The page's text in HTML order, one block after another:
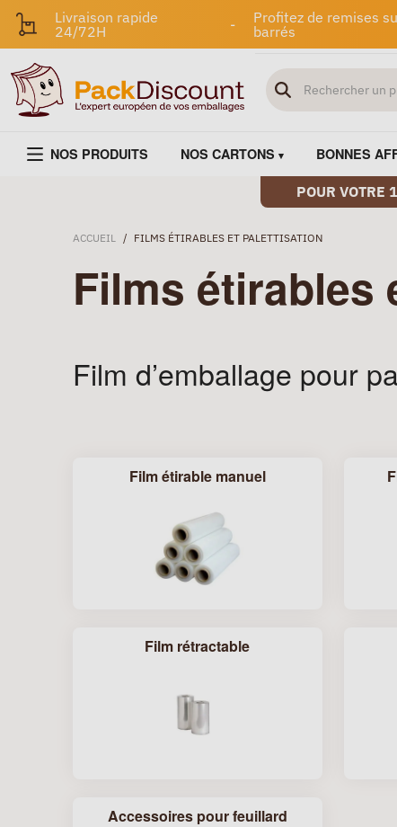
Livraison rapide
24/72H
-
Profitez de remises
barrés
NOS PRODUITS NOS CARTONS BONNES
POUR VOTRE
ACCUEIL / FILMS ÉTIRABLES ET PALETTISATION
Films étirables
Film d’emballage pour
Film étirable manuel
Film rétractable
Accessoires pour feuillard